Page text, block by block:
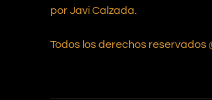
por Javi Calzada.
Todos los derechos reservados